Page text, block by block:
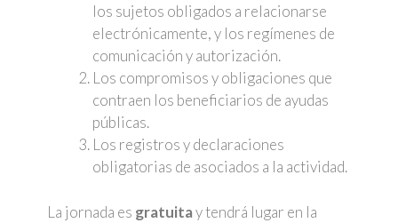
los sujetos obligados a relacionarse
electrónicamente, y los regímenes de
comunicación y autorización.
Los compromisos y obligaciones que
contraen los beneficiarios de ayudas
públicas.
Los registros y declaraciones
obligatorias de asociados a la actividad.
La jornada es gratuitay tendrá lugar en la